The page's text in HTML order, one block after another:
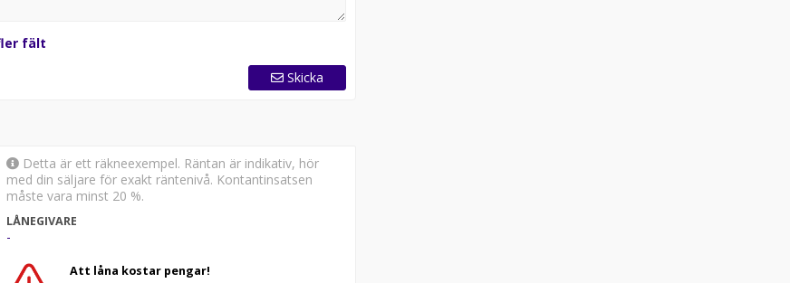
fält
Skicka
Detta är ett räkneexempel. Räntan är indikativ, hör
med din säljare för exakt räntenivå. Kontantinsatsen
måste vara minst 20 %.
LÅNEGIVARE
-
Att låna kostar pengar!